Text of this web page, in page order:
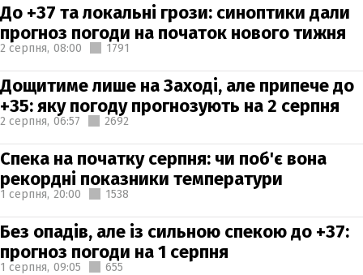
До +37 та локальні грози: синоптики дали
прогноз погоди на початок нового тижня
2 серпня, 08:00 1791
Дощитиме лише на Заході, але припече до
+35: яку погоду прогнозують на 2 серпня
2 серпня, 06:57 2692
Спека на початку серпня: чи поб'є вона
рекордні показники температури
1 серпня, 20:00 1538
Без опадів, але із сильною спекою до +37:
прогноз погоди на 1 серпня
1 серпня, 09:05 655